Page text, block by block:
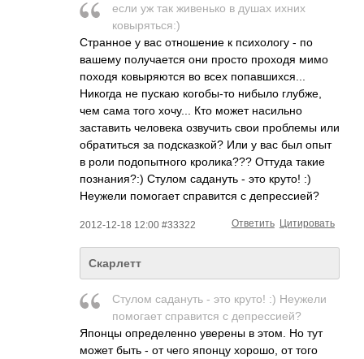
если уж так живенько в душах ихних
ковыряться:)
Cтранное у вас отношение к психологу - по
вашему получается они просто проходя мимо
походя ковыряются во всех попавшихся...
Никогда не пускаю когобы-то нибыло глубже,
чем сама того хочу... Кто может насильно
заставить человека озвучить свои проблемы или
обратиться за подсказкой? Или у вас был опыт
в роли подопытного кролика??? Оттуда такие
познания?:) Стулом садануть - это круто! :)
Неужели помогает справится с депрессией?
2012-12-18 12:00 #33322 Цитировать
Ответить
Скарлетт
Стулом садануть - это круто! :) Неужели
помогает справится с депрессией?
Японцы определенно уверены в этом. Но тут
может быть - от чего японцу хорошо, от того